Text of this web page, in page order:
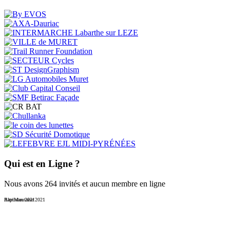
Qui est en Ligne ?
Nous avons 264 invités et aucun membre en ligne
Baptistoutaise 2021
AltriMan 2021